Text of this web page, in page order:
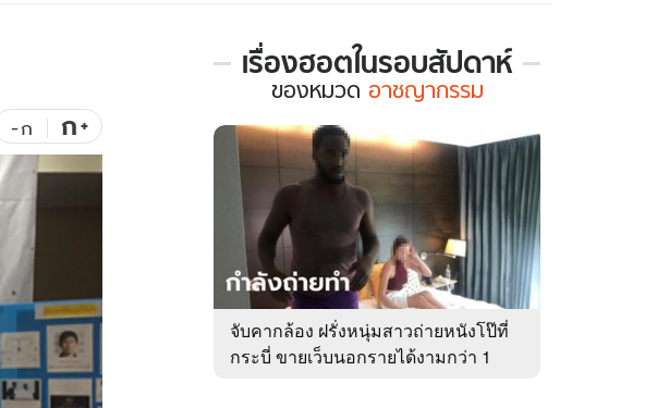
คลิป
พอดแคสต์
ดูทีวี
นิยาย
-ก ก+
เรื่องฮอตในรอบสัปดาห์
เรื่อง
ใน
รอบ
สัปดาห์
หมวด
อาชญากรรม
ของหมวด อาชญากรรม
จับคากล้อง ฝรั่งหนุ่มสาวถ่ายหนังโป๊ที่
กระบี่ ขายเว็บนอกรายได้งามกว่า 1